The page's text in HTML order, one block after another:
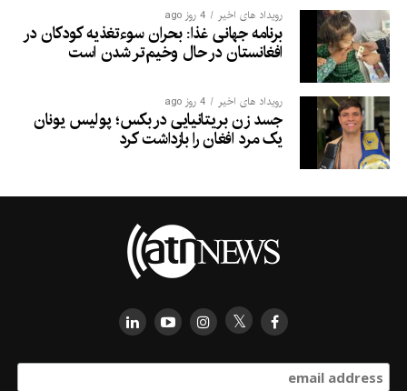
رویداد های اخیر 4 روز ago
برنامه جهانی غذا: بحران سوءتغذیه کودکان در
افغانستان در حال وخیم‌تر شدن است
رویداد های اخیر 4 روز ago
جسد زن بریتانیایی در بکس؛ پولیس یونان
یک مرد افغان را بازداشت کرد